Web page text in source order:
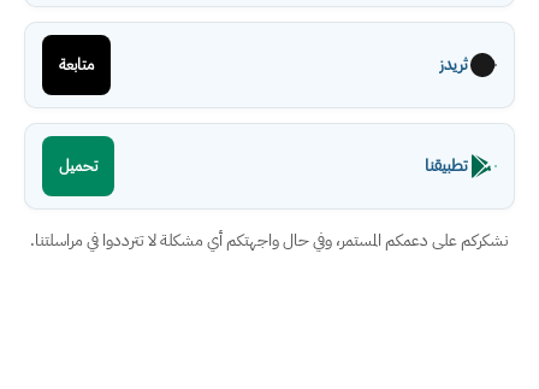
ثريدز متابعة
تطبيقنا تحميل
نشكركم على دعمكم المستمر، وفي حال واجهتكم أي مشكلة لا تترددوا في مراسلتنا.